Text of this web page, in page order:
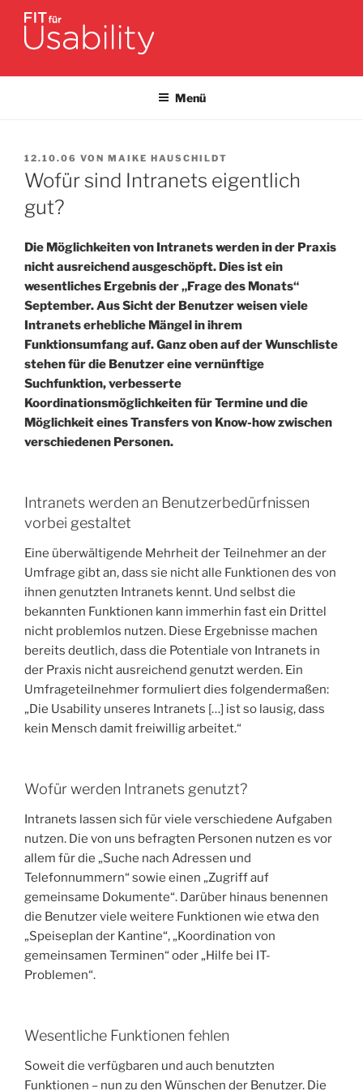
Zum
Inhalt
springen
FIT FÜR USABILITY
Menü
VERÖFFENTLICHT
AM
12.10.06 VON MAIKE HAUSCHILDT
Wofür sind Intranets eigentlich
gut?
Die Möglichkeiten von Intranets werden in der Praxis
nicht ausreichend ausgeschöpft. Dies ist ein
wesentliches Ergebnis der „Frage des Monats“
September.Aus Sicht der Benutzer weisen viele
Intranets erhebliche Mängel in ihrem
Funktionsumfang auf. Ganz oben auf der Wunschliste
stehen für die Benutzer eine vernünftige
Suchfunktion, verbesserte
Koordinationsmöglichkeiten für Termine und die
Möglichkeit eines Transfers von Know-how zwischen
verschiedenen Personen.
Intranets werden an Benutzerbedürfnissen
vorbei gestaltet
Eine überwältigende Mehrheit der Teilnehmer an der
Umfrage gibt an, dass sie nicht alle Funktionen des von
ihnen genutzten Intranets kennt. Und selbst die
bekannten Funktionen kann immerhin fast ein Drittel
nicht problemlos nutzen. Diese Ergebnisse machen
bereits deutlich, dass die Potentiale von Intranets in
der Praxis nicht ausreichend genutzt werden. Ein
Umfrageteilnehmer formuliert dies folgendermaßen:
„Die Usability unseres Intranets […] ist so lausig, dass
kein Mensch damit freiwillig arbeitet.“
Wofür werden Intranets genutzt?
Intranets lassen sich für viele verschiedene Aufgaben
nutzen. Die von uns befragten Personen nutzen es vor
allem für die „Suche nach Adressen und
Telefonnummern“ sowie einen „Zugriff auf
gemeinsame Dokumente“. Darüber hinaus benennen
die Benutzer viele weitere Funktionen wie etwa den
„Speiseplan der Kantine“, „Koordination von
gemeinsamen Terminen“ oder „Hilfe bei IT-
Problemen“.
Wesentliche Funktionen fehlen
Soweit die verfügbaren und auch benutzten
Funktionen – nun zu den Wünschen der Benutzer. Die